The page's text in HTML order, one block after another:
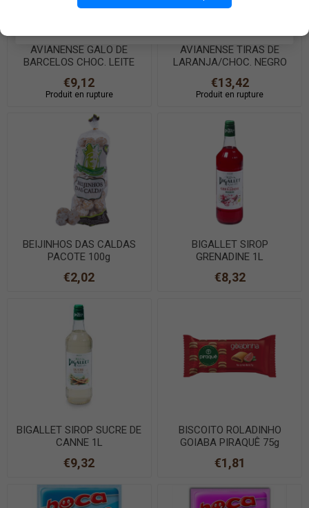
AVIANENSE GALO DE
BARCELOS CHOC. LEITE
€9,12
Produit en rupture
AVIANENSE TIRAS DE
LARANJA/CHOC. NEGRO
€13,42
Produit en rupture
BEIJINHOS DAS CALDAS
PACOTE 100g
€2,02
BIGALLET SIROP
GRENADINE 1L
€8,32
BIGALLET SIROP SUCRE DE
CANNE 1L
€9,32
BISCOITO ROLADINHO
GOIABA PIRAQUÊ 75g
€1,81